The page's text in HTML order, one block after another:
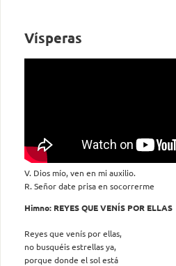
Vísperas
V. Dios mío, ven en mi auxilio.
R. Señor date prisa en socorrerme
Himno: REYES QUE VENÍS POR ELLAS
Reyes que venís por ellas,
no busquéis estrellas ya,
porque donde el sol está